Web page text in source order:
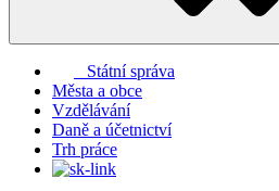
Státní správa
Města a obce
Vzdělávání
Daně a účetnictví
Trh práce